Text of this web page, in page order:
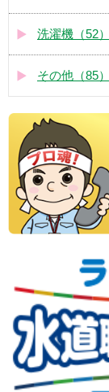
洗濯機（52）
その他（85）